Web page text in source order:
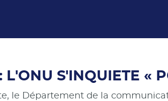
L'ONU S'INQUIETE «
le Département de la